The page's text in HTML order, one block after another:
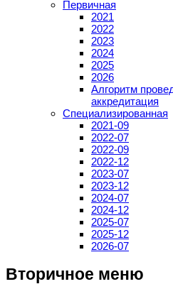
Первичная
2021
2022
2023
2024
2025
2026
Алгоритм
аккредитация
Специализированная
2021-09
2022-07
2022-09
2022-12
2023-07
2023-12
2024-07
2024-12
2025-07
2025-12
2026-07
Вторичное меню